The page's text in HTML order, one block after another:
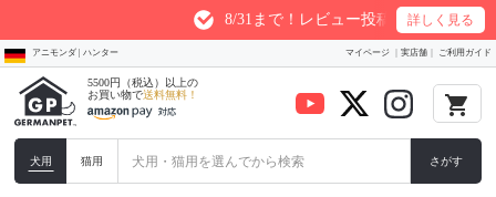
8/31まで！レビュー投稿で最大200ptプレ
詳しく見る
アニモンダ | ハンター マイページ 実店舗 ご利用ガイド
5500円（税込）以上の
お買い物で送料無料！ local_grocery_store
犬用 猫用 さがす